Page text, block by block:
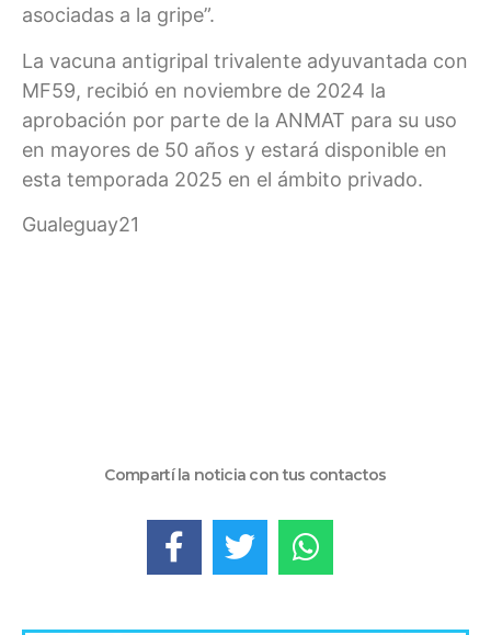
asociadas a la gripe”.
La vacuna antigripal trivalente adyuvantada con
MF59, recibió en noviembre de 2024 la
aprobación por parte de la ANMAT para su uso
en mayores de 50 años y estará disponible en
esta temporada 2025 en el ámbito privado.
Gualeguay21
Compartí la noticia con tus contactos